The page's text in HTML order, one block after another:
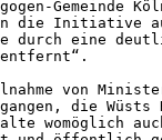
Gemeinde
die Initiative
durch eine
von
die
womöglich